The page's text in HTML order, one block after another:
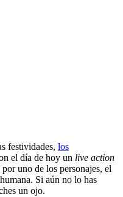
festividades, los
el día de hoy un live action
uno de los personajes, el
Si aún no lo has
un ojo.